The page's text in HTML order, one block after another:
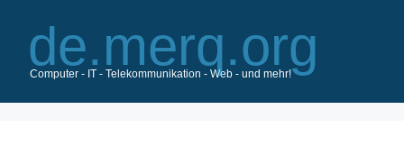
Inhalt
springen